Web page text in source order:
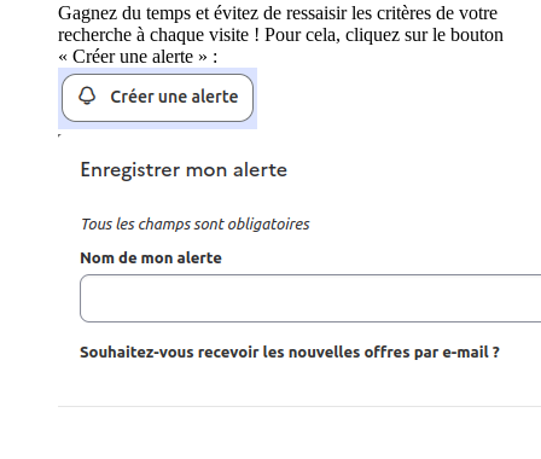
Gagnez du temps et évitez de ressaisir les critères de votre
recherche à chaque visite ! Pour cela, cliquez sur le bouton
« Créer une alerte » :